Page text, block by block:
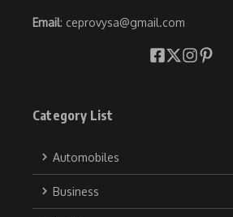
Email: ceprovysa@gmail.com
Category List
Automobiles
Business